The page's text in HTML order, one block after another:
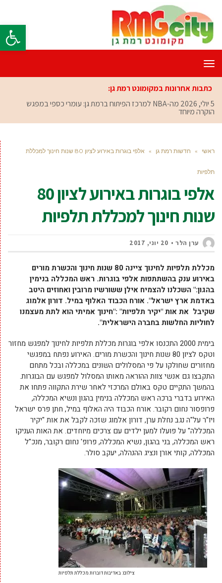
פתח
תפריט
כתבות אחרונות במקומונט רמת גן:
5 יולי, 2026
מה-NBA למרכז הפיתוח ברמת גן: עומרי כספי במפגש
הוקרה מיוחד
ראשי » חדשות רמת גן » אלפי בוגרות באירוע לציון 80 שנות חינוך למכללת
תלפיות
אלפי בוגרות באירוע לציון 80
שנות חינוך למכללת תלפיות
ערן הלר 20 יוני, 2017
מכללת תלפיות לחינוך ציינה 80 שנות חינוך והכשרת מורים
באירוע ענק בהשתתפות אלפי בוגרות. ראש המכללה בנימין
בהגון:" השכלנו להצמיח אילן ששורשיו מרובין ואחוזים היטב
באדמת ארץ ישראל". אורח הכבוד האלוף במיל. דורון אלמוג
שקיבל את אות "יקיר תלפיות" :"חינוך אמיתי הוא לתת מעצמנו
לחוליות החלשות בחברה הישראלית".
בימית 2000 התכנסו אלפי בוגרות מכללת תלפיות לחינוך למפגש מחזור
וטקס לציון 80 שנות חינוך והכשרת מורים. האירוע נפתח במפגשי
מחזורים שחולקו על פי המסלולים השונים במכללה ובכל מתחם
התקבצו גם אנשי צוות ההוראה מאותו המסלול למפגש עם הבוגרות.
בהמשך התקיים טקס באולם המרכזי לאחר שירת התקווה פתחו את
האירוע בדברי ברכה ראש המכללה בנימין בהגון ונשיא המכללה,
פרופסור נחום רקובר. אורח הכבוד היה האלוף במיל, חתן פרס ישראל
ויו"ר על"ה נגב נחלת ערן, דורון אלמוג שזכה לקבל את אות "יקיר
המכללה" על פועלו למען ילדים עם צרכים מיוחדים. את האות העניקו
ראש המכללה, בני בהגון, נשיא המכללה, פרופ' נחום רקובר, מנכ"ל
המכללה, קותי אורן ונציג ההנהלה, יעקב סולר.
צילום: באדיבות דוברות מכללת תלפיות